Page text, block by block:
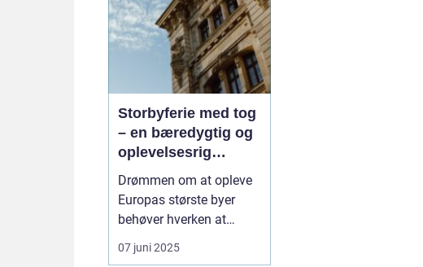
Storbyferie med tog
– en bæredygtig og
oplevelsesrig
rejseform
Drømmen om at opleve
Europas største byer
behøver hverken at
inkludere lange
ventetider i lufthavnen
07 juni 2025